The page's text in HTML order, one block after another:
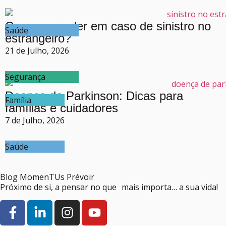
Saúde
Segurança
Como proceder em caso de sinistro no
estrangeiro?
21 de Julho, 2026
Família
Saúde
Doença de Parkinson: Dicas para
famílias e cuidadores
7 de Julho, 2026
Blog MomenTUs Prévoir
Próximo de si, a pensar no que mais importa… a sua vida!